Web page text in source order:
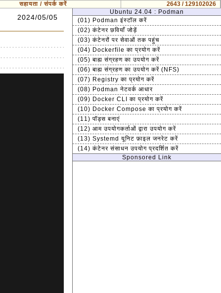
सहायता / संपर्क करें
2643 / 129102026
2024/05/05
Ubuntu 24.04 : Podman
(01) Podman इंस्टॉल करें
(02) कंटेनर छवियाँ जोड़ें
(03) कंटेनरों पर सेवाओं तक पहुंच
(04) Dockerfile का प्रयोग करें
(05) बाह्य संग्रहण का उपयोग करें
(06) बाह्य संग्रहण का उपयोग करें (NFS)
(07) Registry का प्रयोग करें
(08) Podman नेटवर्क आधार
(09) Docker CLI का प्रयोग करें
(10) Docker Compose का प्रयोग करें
(11) पॉड्स बनाएं
(12) आम उपयोगकर्ताओं द्वारा उपयोग करें
(13) Systemd यूनिट फ़ाइल जनरेट करें
(14) कंटेनर संसाधन उपयोग प्रदर्शित करें
Sponsored Link